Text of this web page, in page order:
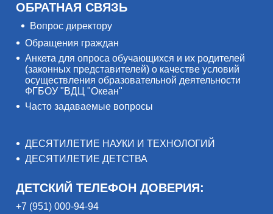
ОБРАТНАЯ СВЯЗЬ
Вопрос директору
Обращения граждан
Анкета для опроса обучающихся и их родителей
(законных представителей) о качестве условий
осуществления образовательной деятельности
ФГБОУ "ВДЦ "Океан"
Часто задаваемые вопросы
ДЕСЯТИЛЕТИЕ НАУКИ И ТЕХНОЛОГИЙ
ДЕСЯТИЛЕТИЕ ДЕТСТВА
ДЕТСКИЙ ТЕЛЕФОН ДОВЕРИЯ:
+7 (951) 000-94-94